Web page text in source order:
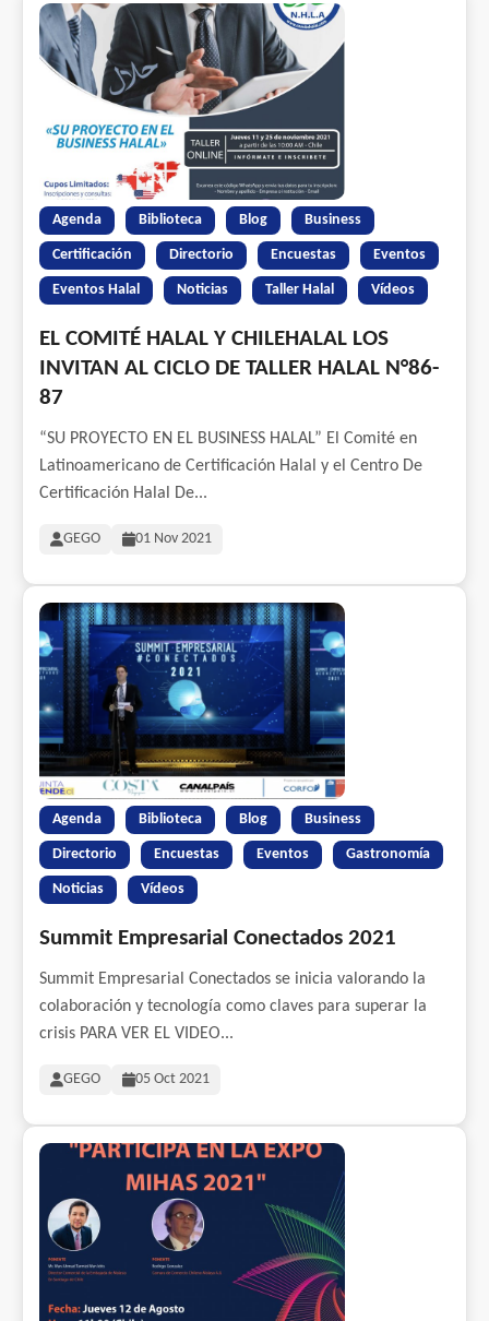
Agenda Biblioteca Blog Business
Certificación Directorio Encuestas Eventos
Eventos Halal Noticias Taller Halal Vídeos
EL COMITÉ HALAL Y CHILEHALAL LOS
INVITAN AL CICLO DE TALLER HALAL N°86-
87
“SU PROYECTO EN EL BUSINESS HALAL” El Comité en
Latinoamericano de Certificación Halal y el Centro De
Certificación Halal De...
GEGO 01 Nov 2021
Agenda Biblioteca Blog Business
Directorio Encuestas Eventos Gastronomía
Noticias Vídeos
Summit Empresarial Conectados 2021
Summit Empresarial Conectados se inicia valorando la
colaboración y tecnología como claves para superar la
crisis PARA VER EL VIDEO...
GEGO 05 Oct 2021